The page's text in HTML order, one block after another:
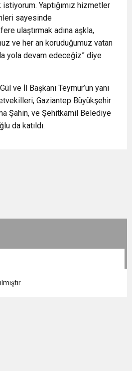
Yaptığımız hizmetler
sayesinde
ulaştırmak adına aşkla,
ve her an koruduğumuz vatan
yola devam edeceğiz” diye
ve İl Başkanı Teymur’un yanı
Gaziantep Büyükşehir
Şahin, ve Şehitkamil Belediye
da katıldı.